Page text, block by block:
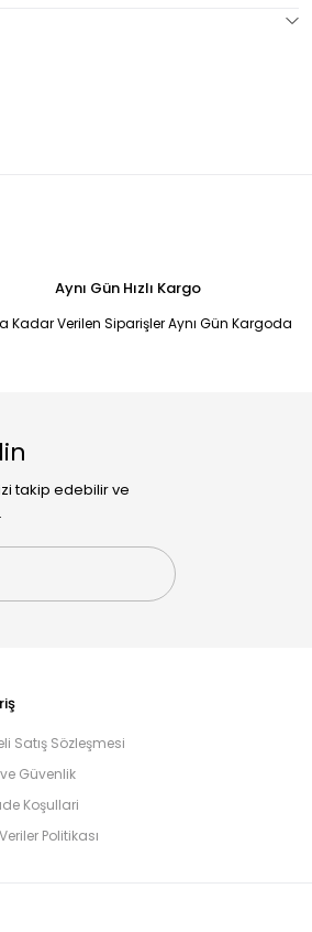
Aynı Gün Hızlı Kargo
Kadar Verilen Siparişler Aynı Gün Kargoda
takip edebilir ve
Satış Sözleşmesi
Güvenlik
Koşullari
Politikası